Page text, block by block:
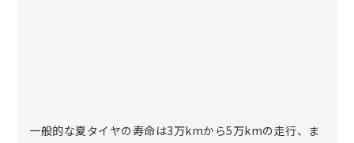
一般的な夏タイヤの寿命は3万kmから5万kmの走行、ま